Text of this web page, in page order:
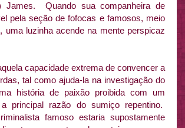
James. Quando sua companheira de
pela seção de fofocas e famosos, meio
luzinha acende na mente perspicaz
capacidade extrema de convencer a
tal como ajuda-la na investigação do
história de paixão proibida com um
principal razão do sumiço repentino.
famoso estaria supostamente